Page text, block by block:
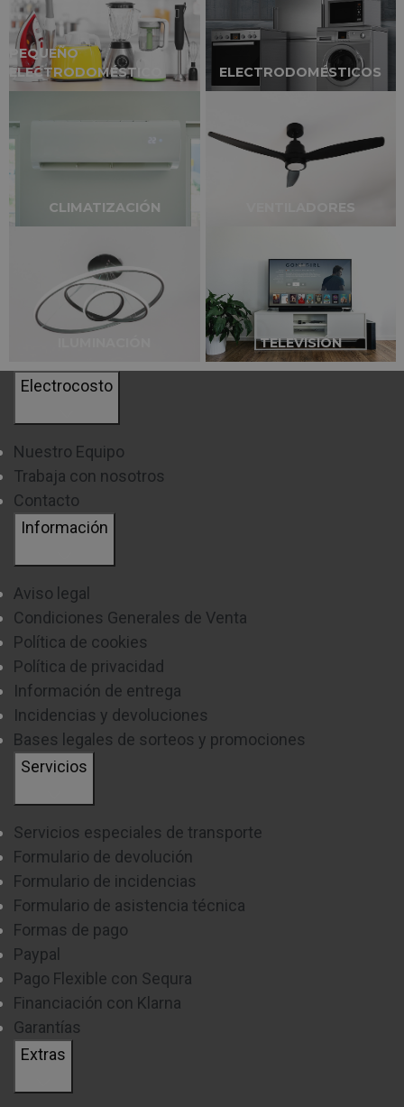
PEQUEÑO
ELECTRODOMÉSTICO
ELECTRODOMÉSTICOS
CLIMATIZACIÓN VENTILADORES
TELEVISIÓN
Electrocosto
Nuestro Equipo
Trabaja con nosotros
Contacto
Información
Aviso legal
Condiciones Generales de Venta
Política de cookies
Política de privacidad
Información de entrega
Incidencias y devoluciones
Bases legales de sorteos y promociones
Servicios
Servicios especiales de transporte
Formulario de devolución
Formulario de incidencias
Formulario de asistencia técnica
Formas de pago
Paypal
Pago Flexible con Sequra
Financiación con Klarna
Garantías
Extras